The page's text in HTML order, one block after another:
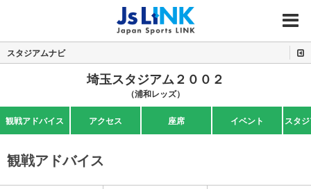
MENU
スタジアムナビ
埼玉スタジアム２００２
（浦和レッズ）
観戦アドバイス アクセス 座席 イベント スタ
観戦アドバイス